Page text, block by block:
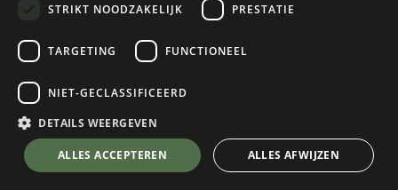
Nemo
Dagger OSMO Ridge 2P
€
619,95
💬 Stel je vraag over dit product via WhatsApp
STRIKT NOODZAKELIJK
PRESTATIE
TARGETING FUNCTIONEEL
NIET-GECLASSIFICEERD
DETAILS WEERGEVEN
ALLES ACCEPTEREN ALLES AFWIJZEN